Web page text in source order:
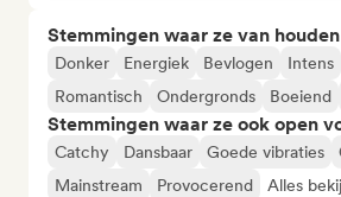
Stemmingen waar ze van houden
Donker Energiek Bevlogen Intens
Romantisch
Ondergronds Boeiend
Stemmingen waar ze ook open
Catchy Dansbaar Goede vibraties
Mainstream
Provocerend Alles